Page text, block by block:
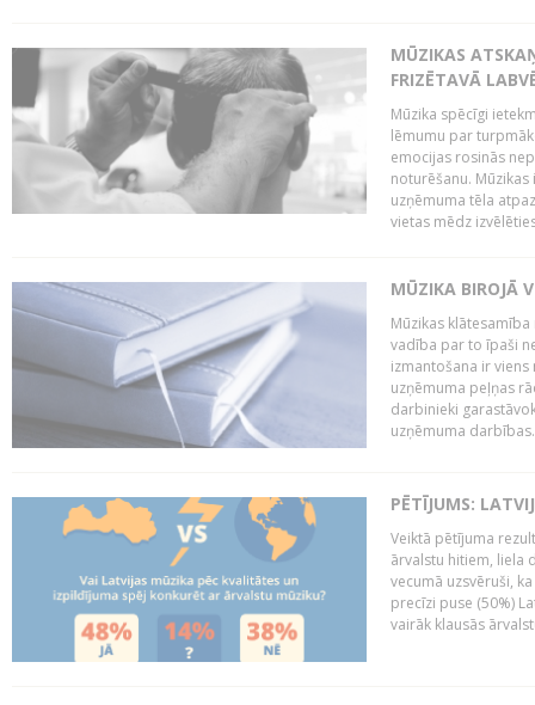
MŪZIKAS
FRIZĒTAVĀ
Mūzika spēcīgi
lēmumu par
emocijas rosinās
noturēšanu.
uzņēmuma tēla
vietas mēdz
MŪZIKA BIROJĀ
Mūzikas
vadība par to īpaši
izmantošana ir
uzņēmuma peļņas
darbinieki
uzņēmuma
PĒTĪJUMS:
Veiktā pētījuma
ārvalstu hitiem, liela
vecumā uzsvēruši,
precīzi puse (50%)
vairāk klausās